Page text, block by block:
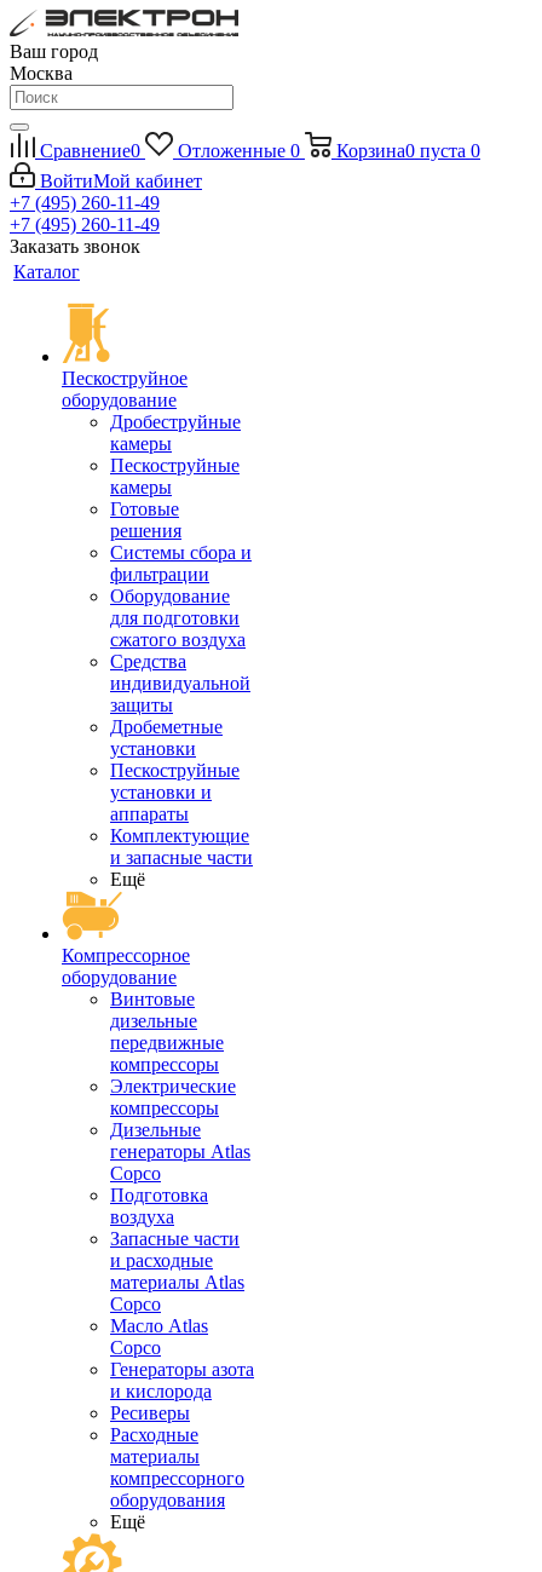
Ваш город
Москва
Сравнение0 Отложенные 0 Корзина0 пуста 0
ВойтиМой кабинет
+7 (495) 260-11-49
+7 (495) 260-11-49
Заказать звонок
Каталог
Пескоструйное
оборудование
Дробеструйные
камеры
Пескоструйные
камеры
Готовые
решения
Системы сбора и
фильтрации
Оборудование
для подготовки
сжатого воздуха
Средства
индивидуальной
защиты
Дробеметные
установки
Пескоструйные
установки и
аппараты
Комплектующие
и запасные части
Ещё
Компрессорное
оборудование
Винтовые
дизельные
передвижные
компрессоры
Электрические
компрессоры
Дизельные
генераторы Atlas
Copco
Подготовка
воздуха
Запасные части
и расходные
материалы Atlas
Copco
Масло Atlas
Copco
Генераторы азота
и кислорода
Ресиверы
Расходные
материалы
компрессорного
оборудования
Ещё